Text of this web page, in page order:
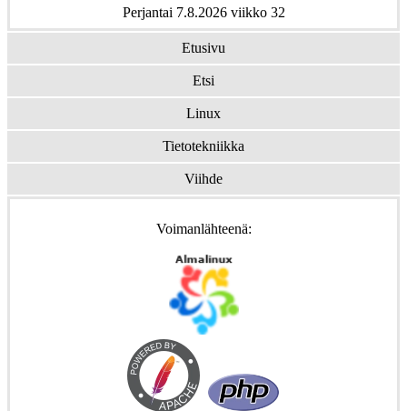
Perjantai 7.8.2026 viikko 32
Etusivu
Etsi
Linux
Tietotekniikka
Viihde
Voimanlähteenä: